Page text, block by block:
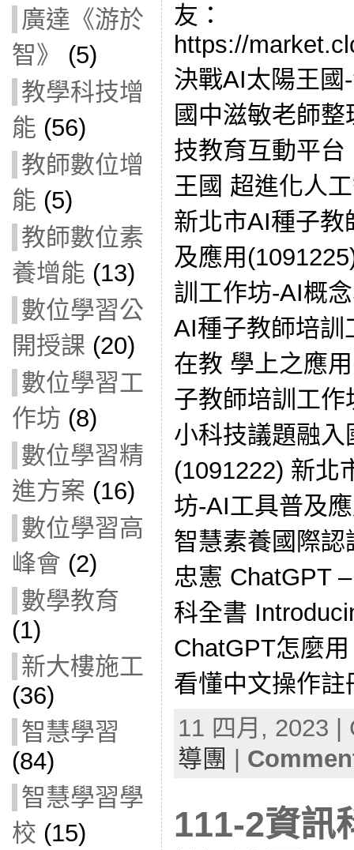
廣達《游於
智》
(5)
教學科技增
能 (56)
教師數位增
能 (5)
教師數位素
養增能 (13)
數位學習公
開授課 (20)
數位學習工
作坊 (8)
數位學習精
進方案 (16)
數位學習高
峰會 (2)
數學教育
(1)
新大樓施工
(36)
智慧學習
(84)
智慧學習學
校 (15)
友：
https://
決戰AI太陽王國
國中滋敏老師
技教育互動平
王國 超進化人
新北市AI種子教
及應用
訓工作坊-AI概
AI種子教師培訓
在教 學上之應
子教師培訓工
小科技議題融
(1091222) 新北
坊-AI工具普及
智慧素養國際
忠憲 ChatGPT
科全書
ChatGPT怎麼
看懂中文操作
11 四月, 2023
導團
111-2資訊